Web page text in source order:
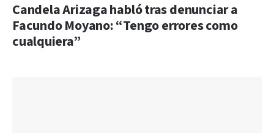
Candela Arizaga habló tras denunciar a
Facundo Moyano: “Tengo errores como
cualquiera”